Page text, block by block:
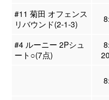
#11 菊田 オフェンス
リバウンド(2-1-3)
#4 ルーニー 2Pシュ
ート○(7点)